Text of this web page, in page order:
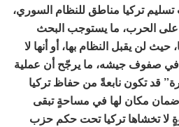
تركيا مناطق للنظام السوري،
الحرب، ما يستوجب البحث
لن يقبل النظام بها، أو أنها لا
في صفوف جيشه، ما يرجّح أن عملية
قد تكون نابعةً من حفاظ تركيا
مكان لها في مساحةٍ تبقى
لا تخشاها تركيا تحت حكم حزب